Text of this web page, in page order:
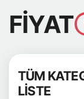
FİYAT
TÜM
LİSTE